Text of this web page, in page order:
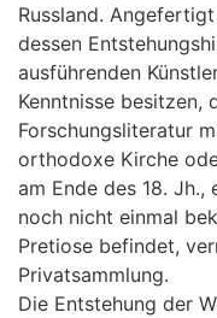
Russland.
dessen
ausführenden
Kenntnisse besitzen,
Forschungsliteratur
orthodoxe Kirche
am Ende des 18. Jh.,
noch nicht einmal
Pretiose befindet,
Privatsammlung.
Die Entstehung der